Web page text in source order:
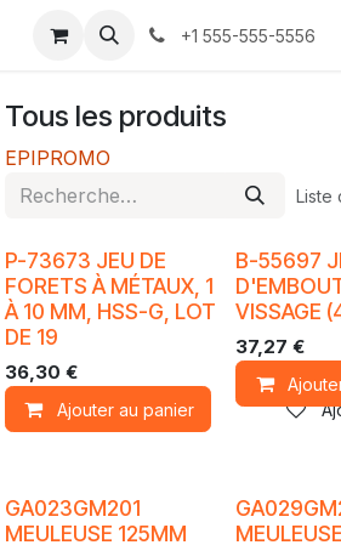
+1 555-555-5556
Tous les produits
EPIPROMO
Liste
P-73673 JEU DE
FORETS À MÉTAUX, 1
À 10 MM, HSS-G, LOT
DE 19
36,30 €
Ajouter au panier
B-55697
VISSAGE
37,27 €
GA023GM201
MEULEUSE 125MM